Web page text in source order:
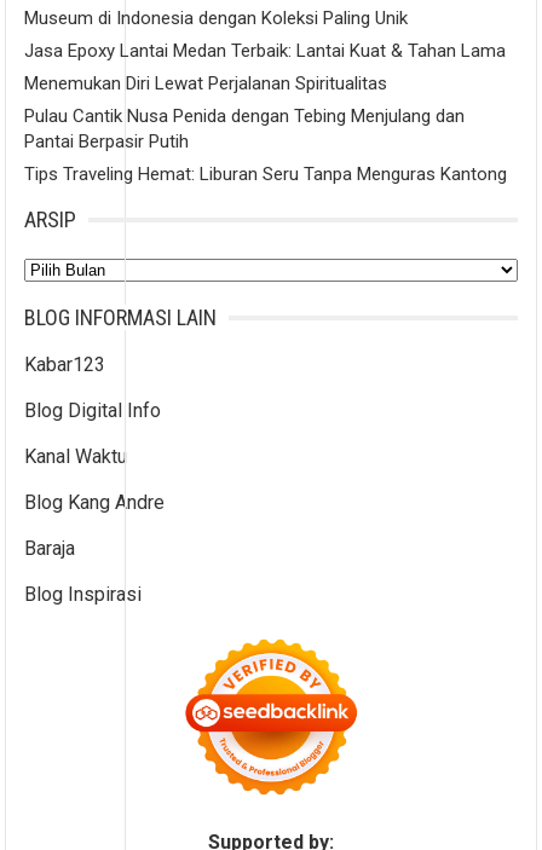
Museum di Indonesia dengan Koleksi Paling Unik
Jasa Epoxy Lantai Medan Terbaik: Lantai Kuat & Tahan Lama
Menemukan Diri Lewat Perjalanan Spiritualitas
Pulau Cantik Nusa Penida dengan Tebing Menjulang dan
Pantai Berpasir Putih
Tips Traveling Hemat: Liburan Seru Tanpa Menguras Kantong
ARSIP
Arsip
BLOG INFORMASI LAIN
Kabar123
Blog Digital Info
Kanal Waktu
Blog Kang Andre
Baraja
Blog Inspirasi
Supported by: